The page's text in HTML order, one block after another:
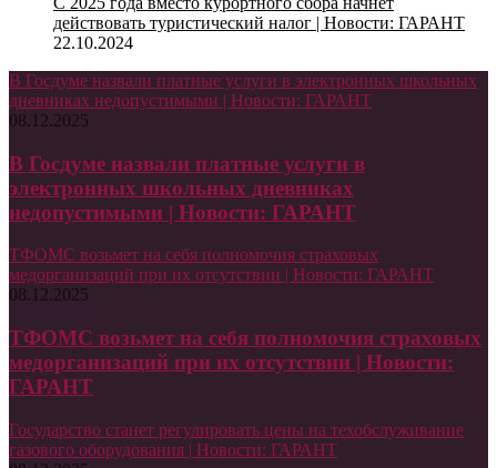
действовать туристический налог | Новости: ГАРАНТ
22.10.2024
В Госдуме назвали платные услуги в электронных школьных
дневниках недопустимыми | Новости: ГАРАНТ
08.12.2025
В Госдуме назвали платные услуги в
электронных школьных дневниках
недопустимыми | Новости: ГАРАНТ
ТФОМС возьмет на себя полномочия страховых
медорганизаций при их отсутствии | Новости: ГАРАНТ
08.12.2025
ТФОМС возьмет на себя полномочия страховых
медорганизаций при их отсутствии | Новости:
ГАРАНТ
Государство станет регулировать цены на техобслуживание
газового оборудования | Новости: ГАРАНТ